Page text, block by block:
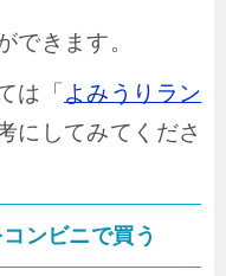
できます。
は「 よみうりラン
にしてみてくださ
ンビニで買う